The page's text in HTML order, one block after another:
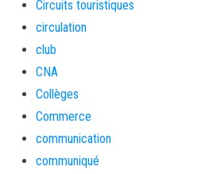
Circuits touristiques
circulation
club
CNA
Collèges
Commerce
communication
communiqué